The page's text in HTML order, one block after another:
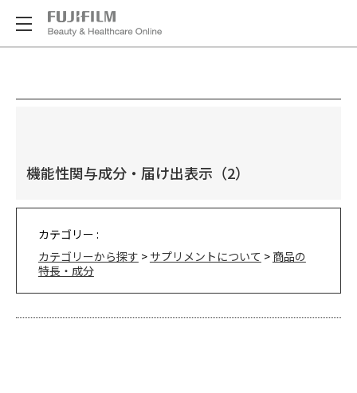
機能性関与成分・届け出表示（2）
カテゴリー :
カテゴリーから探す > サプリメントについて > 商品の
特長・成分